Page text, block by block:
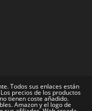
Todos sus enlaces están
precios de los productos
tienen coste añadido.
Amazon y el logo de